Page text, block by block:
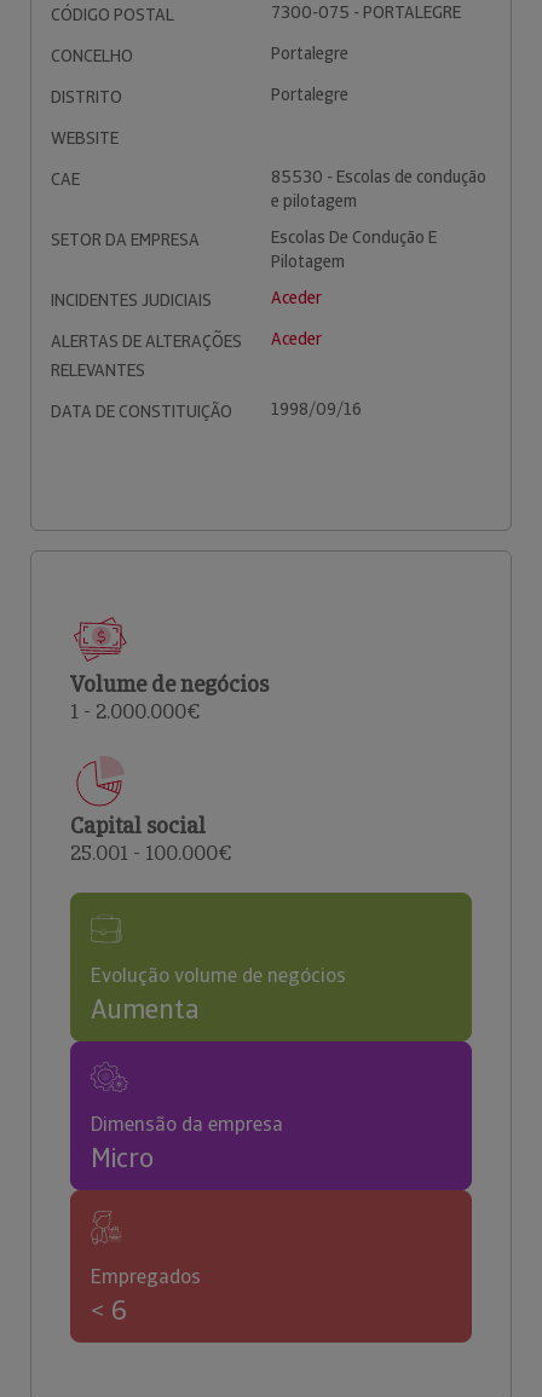
CÓDIGO POSTAL
7300-075 - PORTALEGRE
CONCELHO
Portalegre
DISTRITO
Portalegre
WEBSITE
CAE
85530 - Escolas de condução
e pilotagem
SETOR DA EMPRESA
Escolas De Condução E
Pilotagem
INCIDENTES JUDICIAIS
Aceder
ALERTAS DE ALTERAÇÕES
RELEVANTES
Aceder
DATA DE CONSTITUIÇÃO 1998/09/16
Volume de negócios
1 - 2.000.000€
Capital social
25.001 - 100.000€
Evolução volume de negócios
Aumenta
Dimensão da empresa
Micro
Empregados
< 6